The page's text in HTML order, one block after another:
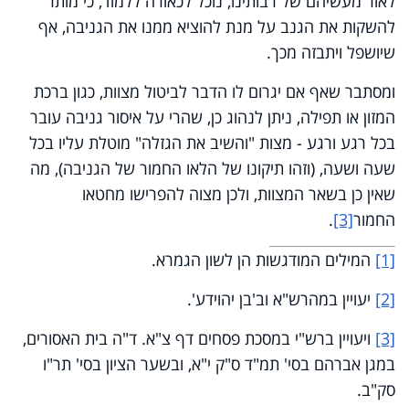
להשקות את הגנב על מנת להוציא ממנו את הגניבה, אף
שיושפל ויתבזה מכך.
ומסתבר שאף אם יגרום לו הדבר לביטול מצוות, כגון ברכת
המזון או תפילה, ניתן לנהוג כן, שהרי על איסור גניבה עובר
בכל רגע ורגע - מצות "והשיב את הגזלה" מוטלת עליו בכל
שעה ושעה, (וזהו תיקונו של הלאו החמור של הגניבה), מה
שאין כן בשאר המצוות, ולכן מצוה להפרישו מחטאו
החמור[3]
.
[1] המילים המודגשות הן לשון הגמרא.
[2] יעויין במהרש"א וב'בן יהוידע'.
[3] ויעויין ברש"י במסכת פסחים דף צ"א. ד"ה בית האסורים,
במגן אברהם בסי' תמ"ד ס"ק י"א, ובשער הציון בסי' תר"ו
סק"ב.